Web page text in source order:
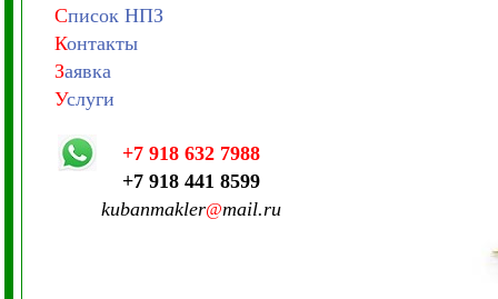
Список НПЗ
Контакты
Заявка
Услуги
+7 918 632 7988
+7 918 441 8599
kubanmakler@mail.ru